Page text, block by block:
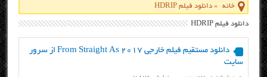
خانه »دانلود فیلم HDRIP
دانلود فیلم HDRIP
دانلود مستقیم فیلم خارجی From Straight As 2017 از سرور
سایت